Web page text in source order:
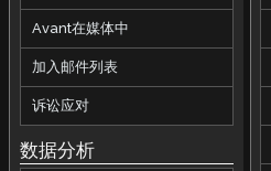
Avant在媒体中
加入邮件列表
诉讼应对
数据分析